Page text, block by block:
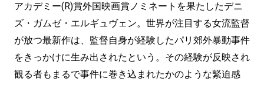
アカデミー(R)賞外国映画賞ノミネートを果たしたデニ
ズ・ガムゼ・エルギュヴェン。世界が注目する女流監督
が放つ最新作は、監督自身が経験したパリ郊外暴動事件
をきっかけに生み出されたという。その経験が反映され
観る者もまるで事件に巻き込まれたかのような緊迫感